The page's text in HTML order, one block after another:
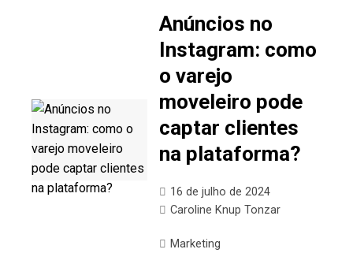
Anúncios no
Instagram: como
o varejo
moveleiro pode
captar clientes
na plataforma?
16 de julho de 2024
Caroline Knup Tonzar
Marketing